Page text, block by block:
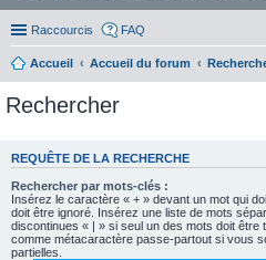
Raccourcis FAQ
Accueil Accueil du forum
Rechercher
REQUÊTE DE LA RECHERCHE
Rechercher par mots-clés :
Insérez le caractère « + » devant un mot qui
doit être ignoré. Insérez une liste de mots
discontinues « | » si seul un des mots doit être
comme métacaractère passe-partout si vous
partielles.